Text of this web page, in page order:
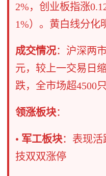
2%，创业板指涨
1%）。黄白线分化
成交情况：沪深两
元，较上一交易日
跌，全市场超4500
领涨板块：
• 军工板块：表现
技双双涨停